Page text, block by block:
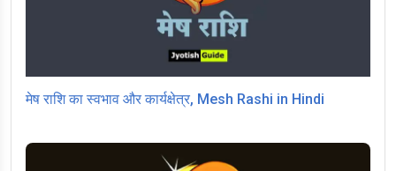
मेष राशि का स्वभाव और कार्यक्षेत्र, Mesh Rashi in Hindi